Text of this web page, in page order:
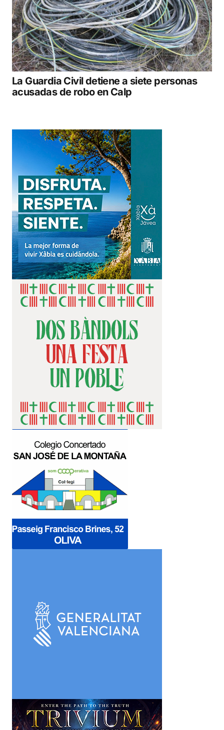
La Guardia Civil detiene a siete personas
acusadas de robo en Calp